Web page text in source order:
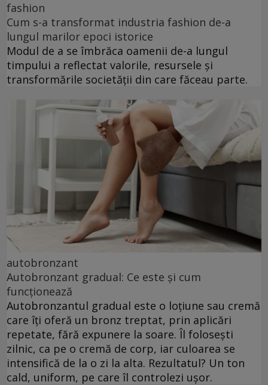
fashion
Cum s-a transformat industria fashion de-a
lungul marilor epoci istorice
Modul de a se îmbrăca oamenii de-a lungul
timpului a reflectat valorile, resursele și
transformările societății din care făceau parte.
autobronzant
Autobronzant gradual: Ce este și cum
funcționează
Autobronzantul gradual este o loțiune sau cremă
care îți oferă un bronz treptat, prin aplicări
repetate, fără expunere la soare. Îl folosești
zilnic, ca pe o cremă de corp, iar culoarea se
intensifică de la o zi la alta. Rezultatul? Un ton
cald, uniform, pe care îl controlezi ușor.